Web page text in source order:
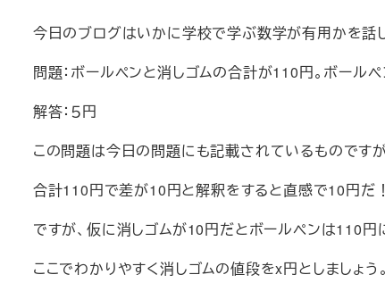
今日のブログはいかに学校で学ぶ数学が有用かを話
問題：ボールペンと消しゴムの合計が110円。ボール
解答：５円
この問題は今日の問題にも記載されているものです
合計110円で差が10円と解釈をすると直感で10円だ
ですが、仮に消しゴムが10円だとボールペンは110
ここでわかりやすく消しゴムの値段をx円としましょう。